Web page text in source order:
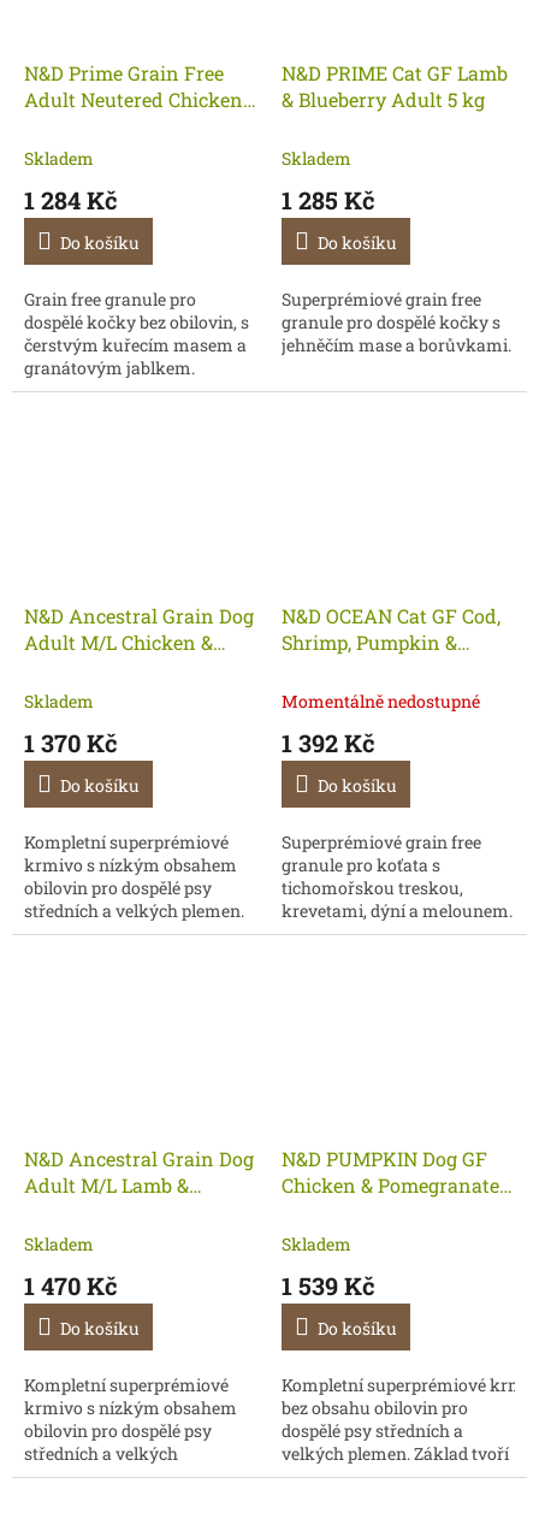
N&D Prime Grain Free
Adult Neutered Chicken
Skladem
1 284 Kč
Do košíku
Grain free granule pro
dospělé kočky bez obilovin, s
čerstvým kuřecím masem a
granátovým jablkem.
N&D PRIME Cat GF Lamb
& Blueberry Adult 5 kg
Skladem
1 285 Kč
Do košíku
Superprémiové grain free
granule pro dospělé kočky s
jehněčím mase a borůvkami.
N&D Ancestral Grain Dog
Adult M/L Chicken &
Skladem
1 370 Kč
Do košíku
Kompletní superprémiové
krmivo s nízkým obsahem
obilovin pro dospělé psy
středních a velkých plemen.
Základ tvoří lehce stravitelné
N&D OCEAN Cat GF Cod,
Shrimp, Pumpkin &
5 kg
Momentálně nedostupné
1 392 Kč
Do košíku
Superprémiové grain free
granule pro koťata s
tichomořskou treskou,
krevetami, dýní a melounem.
N&D Ancestral Grain Dog
Adult M/L Lamb &
Skladem
1 470 Kč
Do košíku
Kompletní superprémiové
krmivo s nízkým obsahem
obilovin pro dospělé psy
středních a velkých
plemen. Základ tvoří
N&D PUMPKIN Dog GF
Chicken & Pomegranate
kg
Skladem
1 539 Kč
Do košíku
Kompletní superprémiové
bez obsahu obilovin pro
dospělé psy středních a
velkých plemen. Základ tvoří
kuřecí maso a granátové